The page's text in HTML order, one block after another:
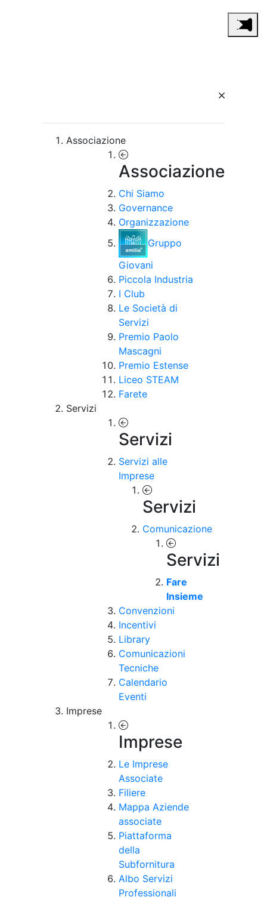
Associazione
Associazione
Chi Siamo
Governance
Organizzazione
Gruppo
Giovani
Piccola Industria
I Club
Le Società di
Servizi
Premio Paolo
Mascagni
Premio Estense
Liceo STEAM
Farete
Servizi
Servizi
Servizi alle
Imprese
Servizi
Comunicazione
Servizi
Fare
Insieme
Convenzioni
Incentivi
Library
Comunicazioni
Tecniche
Calendario
Eventi
Imprese
Imprese
Le Imprese
Associate
Filiere
Mappa Aziende
associate
Piattaforma
della
Subfornitura
Albo Servizi
Professionali